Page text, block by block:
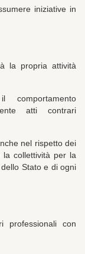
iniziative in
la propria attività
comportamento
atti contrari
nel rispetto dei
collettività per la
Stato e di ogni
professionali con